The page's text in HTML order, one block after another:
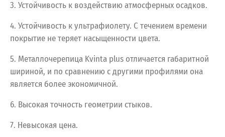
3. Устойчивость к воздействию атмосферных осадков.
4. Устойчивость к ультрафиолету. С течением времени
покрытие не теряет насыщенности цвета.
5. Металлочерепица Kvinta plus отличается габаритной
шириной, и по сравнению с другими профилями она
является более экономичной.
6. Высокая точность геометрии стыков.
7. Невысокая цена.